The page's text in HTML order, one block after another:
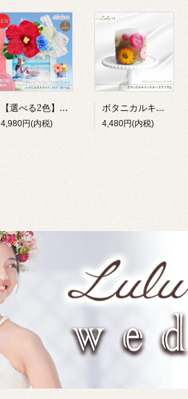
【選べる2色】ハイビスカス 写真立て ハワイアン リゾート フォトフレーム プリザーブドフラワー 造花 木製 L判 ギフト Lulu＊s
4,980円(内税)
ボタニカルキャンドル ヘリクリサム 花 誕生日 母の日 癒し ギフト Lulu＊s プリザーブドフラワー
4,480円(内税)